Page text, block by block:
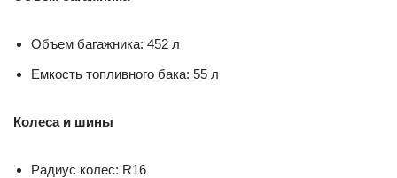
Объем багажника: 452 л
Емкость топливного бака: 55 л
Колеса и шины
Радиус колес: R16